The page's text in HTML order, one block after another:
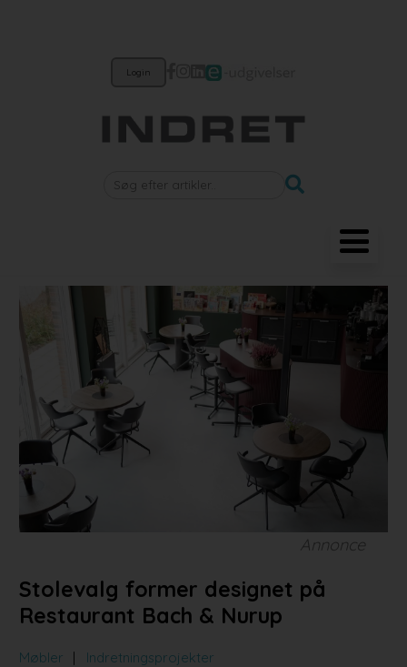
Login
Belysning
Bad og køkken
Indretningsprojekter
Portrætter
Partnere
Annonce
Stolevalg former designet på
Restaurant Bach & Nurup
Møbler
Indretningsprojekter